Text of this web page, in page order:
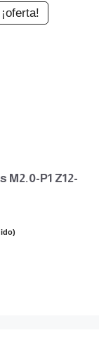
¡oferta!
M2.0-P1 Z12-